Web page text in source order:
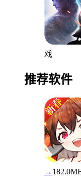
戏
推荐软件
→